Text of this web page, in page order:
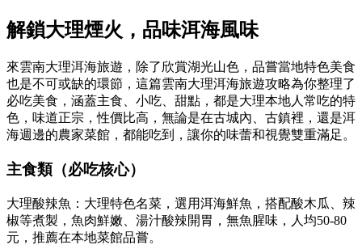
解鎖大理煙火，品味洱海風味
來雲南大理洱海旅遊，除了欣賞湖光山色，品嘗當地特色美食
也是不可或缺的環節，這篇雲南大理洱海旅遊攻略為你整理了
必吃美食，涵蓋主食、小吃、甜點，都是大理本地人常吃的特
色，味道正宗，性價比高，無論是在古城內、古鎮裡，還是洱
海週邊的農家菜館，都能吃到，讓你的味蕾和視覺雙重滿足。
主食類（必吃核心）
大理酸辣魚：大理特色名菜，選用洱海鮮魚，搭配酸木瓜、辣
椒等煮製，魚肉鮮嫩、湯汁酸辣開胃，無魚腥味，人均50-80
元，推薦在本地菜館品嘗。